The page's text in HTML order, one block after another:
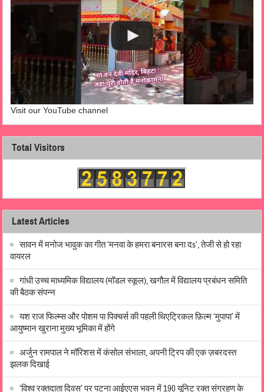
Visit our YouTube channel
Total Visitors
Latest Articles
सावन में मनोज भावुक का गीत ‘मनवा के हमरा बनारस बना दs’, तेजी से हो रहा
वायरल
गांधी उच्च माध्यमिक विद्यालय (मॉडल स्कूल), खगौल में विद्यालय प्रबंधन समिति
की बैठक संपन्न
यश राज फिल्म्स और पोशम पा पिक्चर्स की पहली थिएट्रिकल फ़िल्म ‘मुपापा’ में
आयुष्मान खुराना मुख्य भूमिका में होंगे
अर्जुन रामपाल ने मॉरिशस में कंसोल संभाला, अपनी ट्रिप की एक ज़बरदस्त
झलक दिखाई
‘विश्व रक्तदाता दिवस’ पर पटना आईएएस भवन में 190 यूनिट रक्त संग्रहण के